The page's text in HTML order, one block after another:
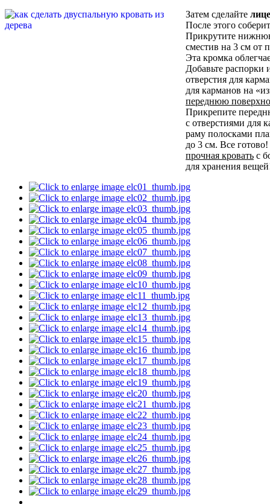
Затем сделайте
После этого
Прикрутите
сместив на 3 см от
Эта кромка
Добавьте распорки
отверстия для
для карманов на
переднюю
Прикрепите
с отверстиями для
раму полосками
до 3 см. Все
прочная кровать с
для хранения